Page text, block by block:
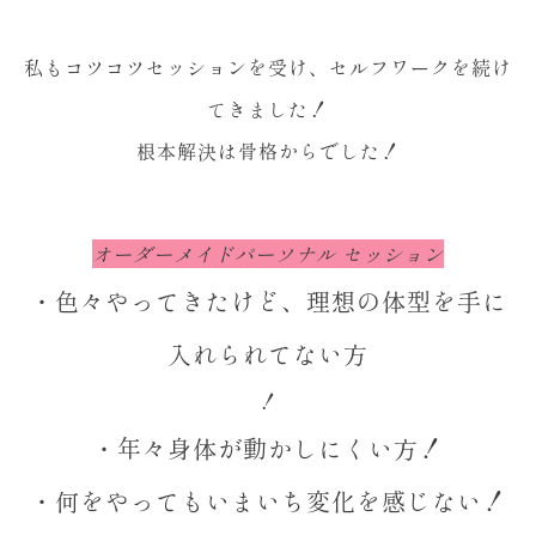
私もコツコツセッションを受け、セルフワークを続け
てきました！
根本解決は骨格からでした！
オーダーメイドパーソナル セッション
・色々やってきたけど、理想の体型を手に
入れられてない方
！
・年々身体が動かしにくい方！
・何をやってもいまいち変化を感じない！